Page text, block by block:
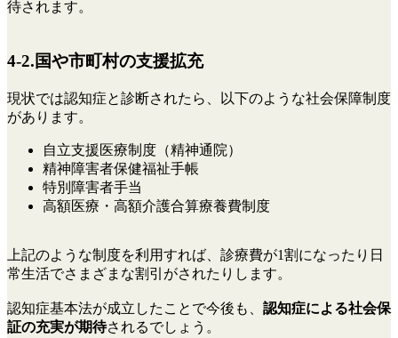
待されます。
4-2.国や市町村の支援拡充
現状では認知症と診断されたら、以下のような社会保障制度
があります。
自立支援医療制度（精神通院）
精神障害者保健福祉手帳
特別障害者手当
高額医療・高額介護合算療養費制度
上記のような制度を利用すれば、診療費が1割になったり日
常生活でさまざまな割引がされたりします。
認知症基本法が成立したことで今後も、 認知症による社会保
証の充実が期待されるでしょう。